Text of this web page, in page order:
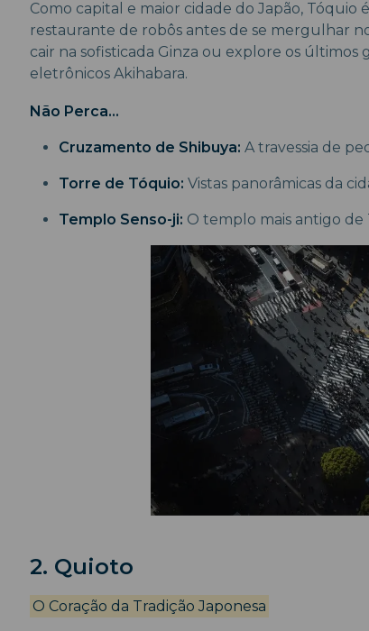
Como capital e maior cidade do Japão,
restaurante de robôs antes de se mergulhar
cair na sofisticada Ginza ou explore os
eletrônicos Akihabara.
Não Perca...
Cruzamento de Shibuya: A travessia de
Torre de Tóquio: Vistas panorâmicas da
Templo Senso-ji: O templo mais antigo de
2. Quioto
O Coração da Tradição Japonesa